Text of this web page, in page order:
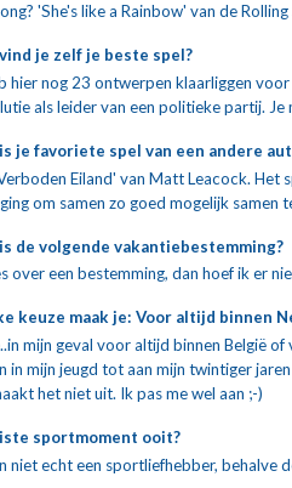
'She's like a Rainbow' van de
je zelf je beste spel?
hier nog 23 ontwerpen klaarliggen
als leider van een politieke partij.
je favoriete spel van een andere
Eiland' van Matt Leacock. Het
om samen zo goed mogelijk
de volgende vakantiebestemming?
over een bestemming, dan hoef ik er
keuze maak je: Voor altijd binnen
mijn geval voor altijd binnen België
in mijn jeugd tot aan mijn twintiger
het niet uit. Ik pas me wel aan ;-)
sportmoment ooit?
niet echt een sportliefhebber, behalve